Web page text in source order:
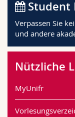
Student
Verpassen Sie
und andere
Nützliche
MyUnifr